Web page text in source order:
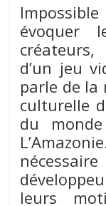
évoquer
créateurs,
d’un jeu
parle de
culturelle
du
leurs